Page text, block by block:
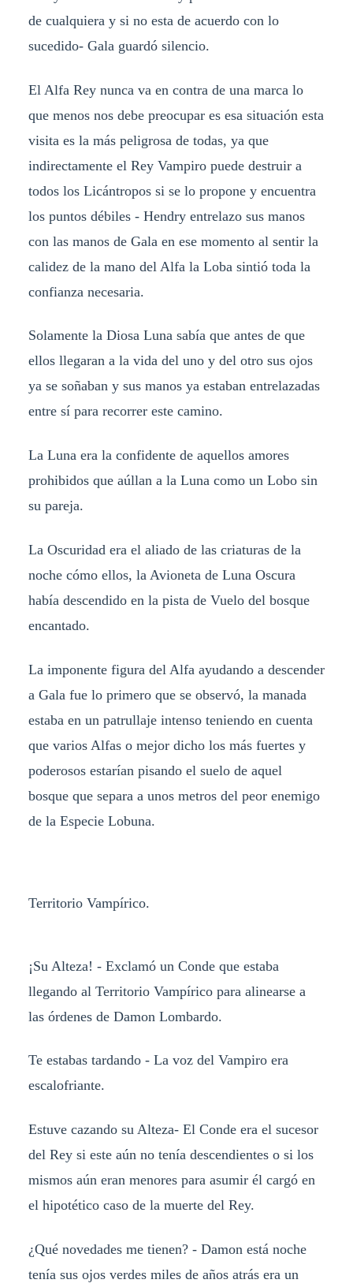
de cualquiera y si no esta de acuerdo con lo
sucedido- Gala guardó silencio.
El Alfa Rey nunca va en contra de una marca lo
que menos nos debe preocupar es esa situación esta
visita es la más peligrosa de todas, ya que
indirectamente el Rey Vampiro puede destruir a
todos los Licántropos si se lo propone y encuentra
los puntos débiles - Hendry entrelazo sus manos
con las manos de Gala en ese momento al sentir la
calidez de la mano del Alfa la Loba sintió toda la
confianza necesaria.
Solamente la Diosa Luna sabía que antes de que
ellos llegaran a la vida del uno y del otro sus ojos
ya se soñaban y sus manos ya estaban entrelazadas
entre sí para recorrer este camino.
La Luna era la confidente de aquellos amores
prohibidos que aúllan a la Luna como un Lobo sin
su pareja.
La Oscuridad era el aliado de las criaturas de la
noche cómo ellos, la Avioneta de Luna Oscura
había descendido en la pista de Vuelo del bosque
encantado.
La imponente figura del Alfa ayudando a descender
a Gala fue lo primero que se observó, la manada
estaba en un patrullaje intenso teniendo en cuenta
que varios Alfas o mejor dicho los más fuertes y
poderosos estarían pisando el suelo de aquel
bosque que separa a unos metros del peor enemigo
de la Especie Lobuna.
Territorio Vampírico.
¡Su Alteza! - Exclamó un Conde que estaba
llegando al Territorio Vampírico para alinearse a
las órdenes de Damon Lombardo.
Te estabas tardando - La voz del Vampiro era
escalofriante.
Estuve cazando su Alteza- El Conde era el sucesor
del Rey si este aún no tenía descendientes o si los
mismos aún eran menores para asumir él cargó en
el hipotético caso de la muerte del Rey.
¿Qué novedades me tienen? - Damon está noche
tenía sus ojos verdes miles de años atrás era un